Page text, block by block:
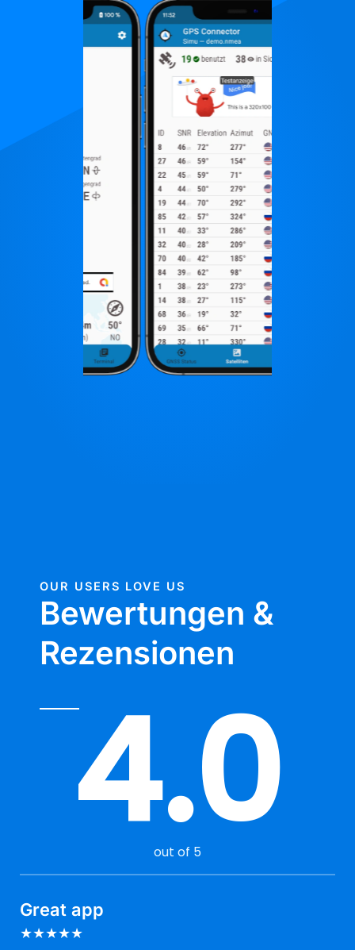
OUR USERS LOVE US
Bewertungen &
Rezensionen
4.0
out of 5
Great app
★★★★★